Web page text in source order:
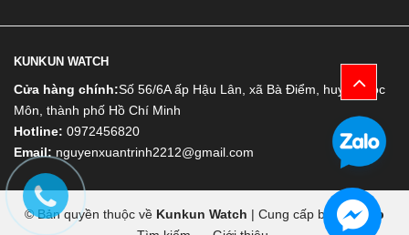
KUNKUN WATCH
Cửa hàng chính:Số 56/6A ấp Hậu Lân, xã Bà Điểm, huyện Hóc
Môn, thành phố Hồ Chí Minh
Hotline: 0972456820
Email: nguyenxuantrinh2212@gmail.com
© Bản quyền thuộc về Kunkun Watch | Cung cấp bởi Bizweb